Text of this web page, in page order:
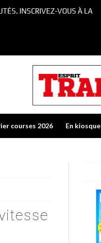
courses 2026 En kiosque
INSCRIVEZ-VOUS À LA